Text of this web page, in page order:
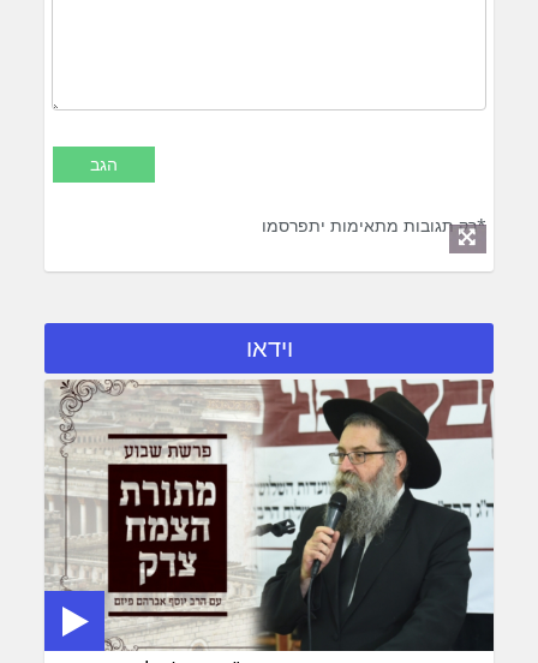
*רק תגובות מתאימות יתפרסמו
וידאו